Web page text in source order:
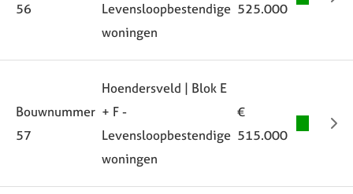
56
Levensloopbestendige
woningen
525.000
Bouwnummer
57
Hoendersveld | Blok E
+ F -
Levensloopbestendige
woningen
€
515.000